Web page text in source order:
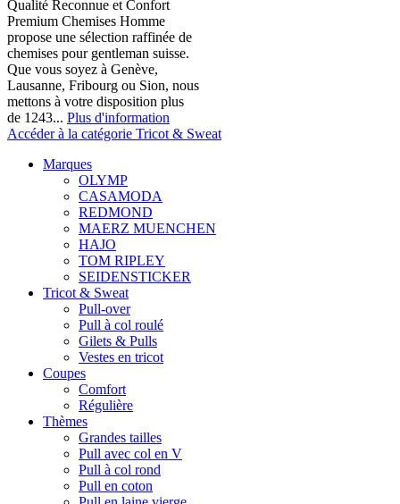
Qualité Reconnue et Confort
Premium Chemises Homme
propose une sélection raffinée de
chemises pour gentleman suisse.
Que vous soyez à Genève,
Lausanne, Fribourg ou Sion, nous
mettons à votre disposition plus
de 1243... Plus d'information
Accéder à la catégorie Tricot & Sweat
Marques
OLYMP
CASAMODA
REDMOND
MAERZ MUENCHEN
HAJO
TOM RIPLEY
SEIDENSTICKER
Tricot & Sweat
Pull-over
Pull à col roulé
Gilets & Pulls
Vestes en tricot
Coupes
Comfort
Régulière
Thèmes
Grandes tailles
Pull avec col en V
Pull à col rond
Pull en coton